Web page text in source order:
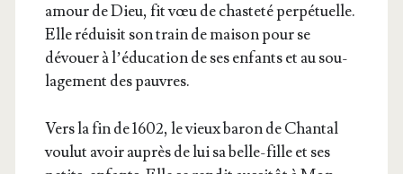
amour de Dieu, fit vœu de chas­te­té per­pé­tuelle.
Elle rédui­sit son train de mai­son pour se
dévouer à l’é­du­ca­tion de ses enfants et au sou­
la­ge­ment des pauvres.
Vers la fin de 1602, le vieux baron de Chan­tal
vou­lut avoir auprès de lui sa belle-fille et ses